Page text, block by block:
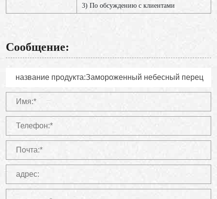
3) По обсуждению с клиентами
Сообщение: